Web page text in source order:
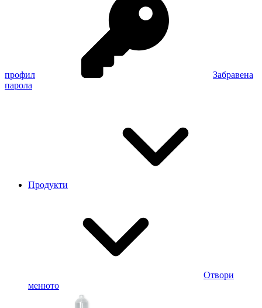
профил
Забравена
парола
Продукти
Отвори
менюто